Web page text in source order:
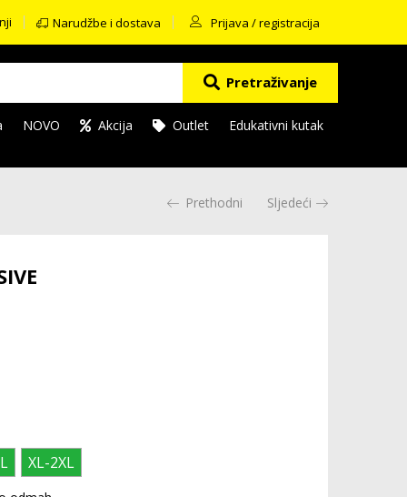
Narudžbe i dostava Prijava / registracija
Pretraživanje
NOVO Akcija Outlet Edukativni kutak
Prethodni Sljedeći
XL-2XL